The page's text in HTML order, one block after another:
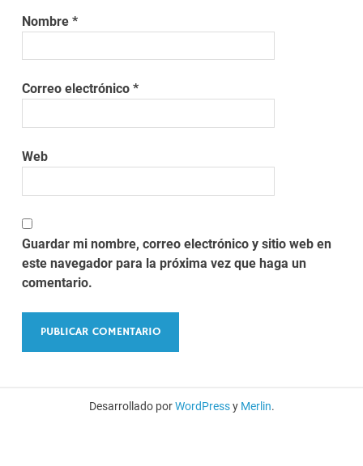
Nombre*
Correo electrónico*
Web
Guardar mi nombre, correo electrónico y sitio web en
este navegador para la próxima vez que haga un
comentario.
Desarrollado porWordPressy Merlin.